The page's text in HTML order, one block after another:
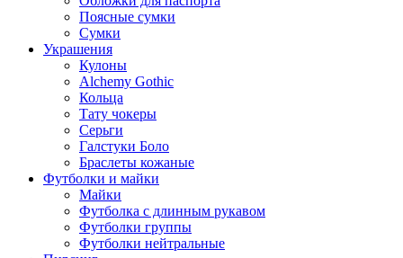
Поясные сумки
Сумки
Украшения
Кулоны
Alchemy Gothic
Кольца
Тату чокеры
Серьги
Галстуки Боло
Браслеты кожаные
Футболки и майки
Майки
Футболка с длинным рукавом
Футболки группы
Футболки нейтральные